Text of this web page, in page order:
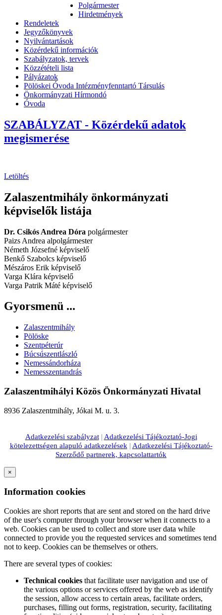
Polgármester
Hirdetmények
Rendeletek
Jegyzőkönyvek
Nyilvántartások
Közérdekű információk
Szabályzatok, tervek
Közzétételi lista
Pályázatok
Pölöskei Óvoda Intézményfenntartó Társulás
Önkormányzati Hírmondó
Óvoda
SZABÁLYZAT - Közérdekű adatok
megismerése
Letöltés
Zalaszentmihály önkormányzati
képviselők listája
Dr. Csikós Andrea Dóra polgármester
Paizs Andrea alpolgármester
Németh Józsefné képviselő
Benkő Szabolcs képviselő
Mészáros Erik képviselő
Varga Klára képviselő
Varga Patrik Máté képviselő
Gyorsmenü ...
Zalaszentmihály
Pölöske
Szentpéterúr
Búcsúszentlászló
Nemessándorháza
Nemesszentandrás
Zalaszentmihályi Közös Önkormányzati Hivatal
8936 Zalaszentmihály, Jókai M. u. 3.
Adatkezelési szabályzat| Adatkezelési Tájékoztató-Jogi
kötelezettségen alapuló adatkezelések | Adatkezelési Tájékoztató-
Szerződő partnerek, kapcsolattartók
×
Information cookies
Cookies are short reports that are sent and stored on the hard drive
of the user's computer through your browser when it connects to a
web. Cookies can be used to collect and store user data while
connected to provide you the requested services and sometimes tend
not to keep. Cookies can be themselves or others.
There are several types of cookies:
Technical cookies that facilitate user navigation and use of
the various options or services offered by the web as identify
the session, allow access to certain areas, facilitate orders,
purchases, filling out forms, registration, security, facilitating